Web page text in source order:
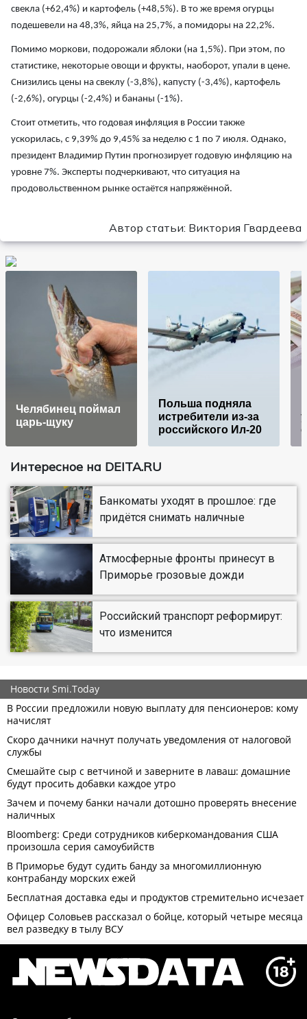
свекла (+62,4%) и картофель (+48,5%). В то же время огурцы
подешевели на 48,3%, яйца на 25,7%, а помидоры на 22,2%.
Помимо моркови, подорожали яблоки (на 1,5%). При этом, по
статистике, некоторые овощи и фрукты, наоборот, упали в цене.
Снизились цены на свеклу (-3,8%), капусту (-3,4%), картофель
(-2,6%), огурцы (-2,4%) и бананы (-1%).
Стоит отметить, что годовая инфляция в России также
ускорилась, с 9,39% до 9,45% за неделю с 1 по 7 июля. Однако,
президент Владимир Путин прогнозирует годовую инфляцию на
уровне 7%. Эксперты подчеркивают, что ситуация на
продовольственном рынке остаётся напряжённой.
Автор статьи: Виктория Гвардеева
Челябинец поймал
царь-щуку
Польша подняла
истребители из-за
российского Ил-20
Интересное на DEITA.RU
Банкоматы уходят в прошлое: где
придётся снимать наличные
Атмосферные фронты принесут в
Приморье грозовые дожди
Российский транспорт реформирут:
что изменится